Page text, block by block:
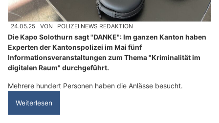
24.05.25 VON POLIZEI.NEWS REDAKTION
Die Kapo Solothurn sagt "DANKE": Im ganzen Kanton haben
Experten der Kantonspolizei im Mai fünf
Informationsveranstaltungen zum Thema "Kriminalität im
digitalen Raum" durchgeführt.
Mehrere hundert Personen haben die Anlässe besucht.
Weiterlesen